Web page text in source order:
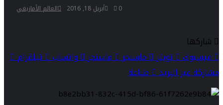
العالم الأمازيغي أبريل 18, 2016 0
شاركها
فيسبوك
تويتر ماسنجر ماسنجر واتساب
تيلقرام
مشاركة عبر البريد
طباعة